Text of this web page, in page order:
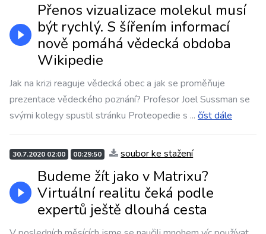
Přenos vizualizace molekul musí
být rychlý. S šířením informací
nově pomáhá vědecká obdoba
Wikipedie
Jak na krizi reaguje vědecká obec a jak se proměňuje
prezentace vědeckého poznání? Profesor Joel Sussman se
svými kolegy spustil stránku Proteopedie s ... číst dále
30.7.2020 02:00 00:29:50 soubor ke stažení
Budeme žít jako v Matrixu?
Virtuální realitu čeká podle
expertů ještě dlouhá cesta